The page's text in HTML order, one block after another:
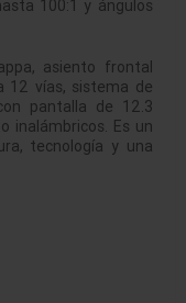
100:1 y ángulos
asiento frontal
12 vías, sistema de
pantalla de 12.3
inalámbricos. Es un
tecnología y una